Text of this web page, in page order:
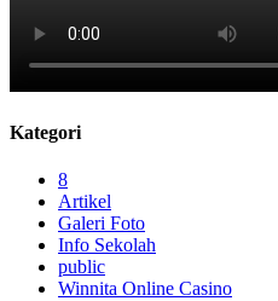
Kategori
8
Artikel
Galeri Foto
Info Sekolah
public
Winnita Online Casino